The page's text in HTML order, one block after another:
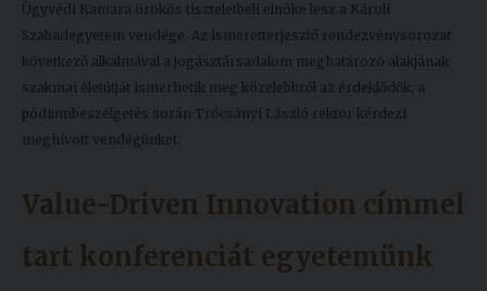
Sajtó
Sport
Junior
Ügyvédi Kamara örökös tiszteletbeli elnöke lesz a Károli
Szabadegyetem vendége. Az ismeretterjesztő rendezvénysorozat
következő alkalmával a jogásztársadalom meghatározó alakjának
szakmai életútját ismerhetik meg közelebbről az érdeklődők, a
pódiumbeszélgetés során Trócsányi László rektor kérdezi
meghívott vendégünket.
Value-Driven Innovation címmel
tart konferenciát egyetemünk